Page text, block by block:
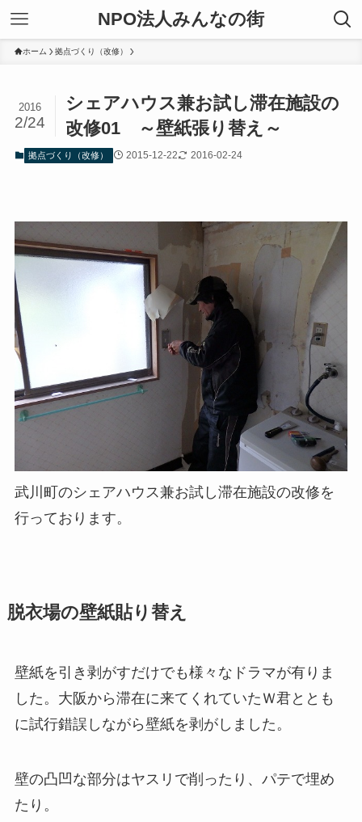
NPO法人みんなの街
ホーム 拠点づくり（改修）
シェアハウス兼お試し滞在施設の
改修01 ～壁紙張り替え～
2016
2/24
拠点づくり（改修） 2015-12-22 2016-02-24
武川町のシェアハウス兼お試し滞在施設の改修を
行っております。
脱衣場の壁紙貼り替え
壁紙を引き剥がすだけでも様々なドラマが有りま
した。大阪から滞在に来てくれていたＷ君ととも
に試行錯誤しながら壁紙を剥がしました。
壁の凸凹な部分はヤスリで削ったり、パテで埋め
たり。